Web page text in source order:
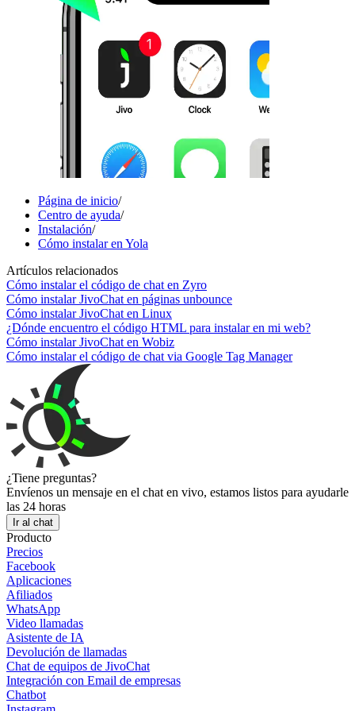
Página de inicio/
Centro de ayuda/
Instalación/
Cómo instalar en Yola
Artículos relacionados
Cómo instalar el código de chat en Zyro
Cómo instalar JivoChat en páginas unbounce
Cómo instalar JivoChat en Linux
¿Dónde encuentro el código HTML para instalar en mi web?
Cómo instalar JivoChat en Wobiz
Cómo instalar el código de chat via Google Tag Manager
¿Tiene preguntas?
Envíenos un mensaje en el chat en vivo, estamos listos para ayudarle
las 24 horas
Ir al chat
Producto
Precios
Facebook
Aplicaciones
Afiliados
WhatsApp
Video llamadas
Asistente de IA
Devolución de llamadas
Chat de equipos de JivoChat
Integración con Email de empresas
Chatbot